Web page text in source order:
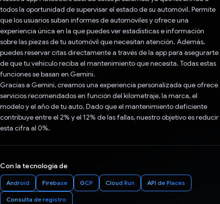
todos la oportunidad de supervisar el estado de su automóvil. Permite
que los usuarios suban informes de automóviles y ofrece una
experiencia única en la que puedes ver estadísticas e información
sobre las piezas de tu automóvil que necesitan atención. Además,
puedes reservar citas directamente a través de la app para asegurarte
de que tu vehículo reciba el mantenimiento que necesita. Todas estas
funciones se basan en Gemini.
Gracias a Gemini, creamos una experiencia personalizada que ofrece
servicios recomendados en función del kilometraje, la marca, el
modelo y el año de tu auto. Dado que el mantenimiento deficiente
contribuye entre el 2% y el 12% de las fallas, nuestro objetivo es reducir
esta cifra al 0%.
Con la tecnología de
Android Firebase GCP Cloud Run API de Places
Consulta de registro